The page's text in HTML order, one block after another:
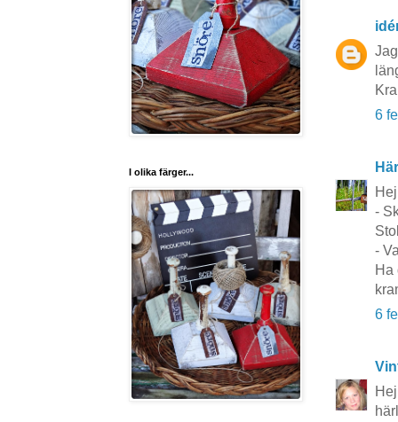
6
-
-
Ha
6
Hej
I olika färger...